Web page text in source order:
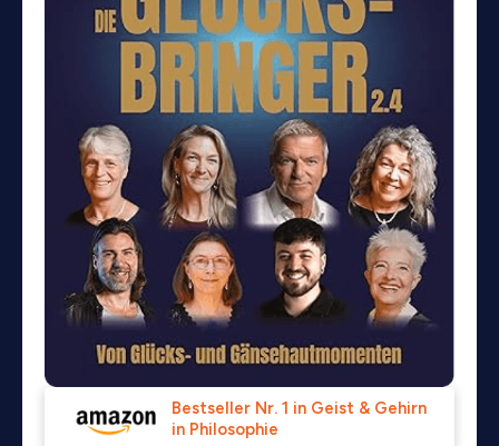
Bestseller Nr. 1 in Geist & Gehirn
in Philosophie